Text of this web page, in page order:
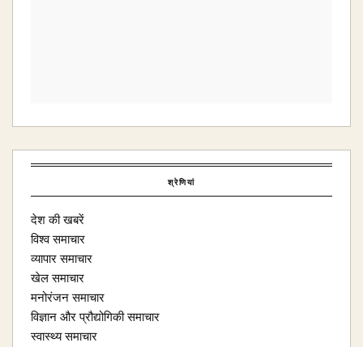
श्रेणियां
देश की खबरें
विश्व समाचार
व्यापार समाचार
खेल समाचार
मनोरंजन समाचार
विज्ञान और प्रौद्योगिकी समाचार
स्वास्थ्य समाचार